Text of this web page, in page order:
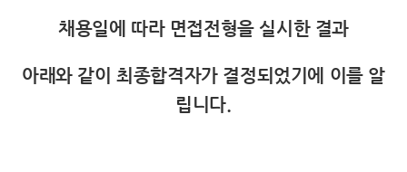
채용일에 따라 면접전형을 실시한 결과
아래와 같이 최종합격자가 결정되었기에 이를 알
립니다.